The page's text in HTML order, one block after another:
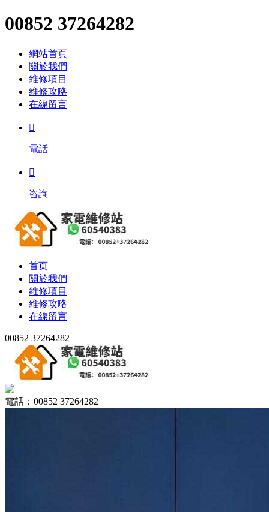
00852 37264282
網站首頁
關於我們
維修項目
維修攻略
在線留言

電話

咨詢
首页
關於我們
維修項目
維修攻略
在線留言
00852 37264282
電話：00852 37264282